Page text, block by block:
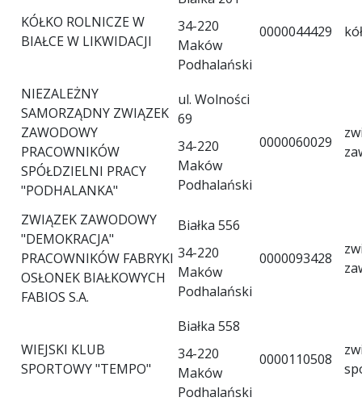
KÓŁKO ROLNICZE W
BIAŁCE W LIKWIDACJI
34-220
Maków
Podhalański
0000044429
NIEZALEŻNY
SAMORZĄDNY ZWIĄZEK
ZAWODOWY
PRACOWNIKÓW
SPÓŁDZIELNI PRACY
"PODHALANKA"
ul. Wolności
69
34-220
Maków
Podhalański
0000060029
ZWIĄZEK ZAWODOWY
"DEMOKRACJA"
PRACOWNIKÓW FABRYKI
OSŁONEK BIAŁKOWYCH
FABIOS S.A.
Białka 556
34-220
Maków
Podhalański
0000093428
WIEJSKI KLUB
SPORTOWY "TEMPO"
Białka 558
34-220
Maków
Podhalański
0000110508